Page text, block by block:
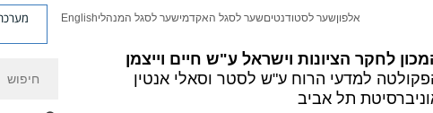
לחקר הציונות וישראל ע"ש חיים וייצמן
למדעי הרוח ע"ש לסטר וסאלי אנטין
תל אביב
אלפוןשער לסטודנטיםשער לסגל האקדמישער לסגל המנהליEnglish